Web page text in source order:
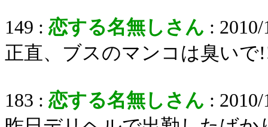
149 : 恋する名無しさん :
正直、ブスのマンコは臭いで
183 : 恋する名無しさん :